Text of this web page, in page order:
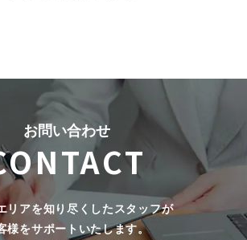
お問い合わせ
リアを知り尽くしたスタッフが
様をサポートいたします。